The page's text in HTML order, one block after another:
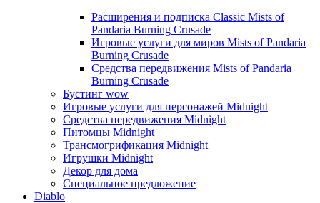
Расширения и подписка Classic Mists of
Pandaria Burning Crusade
Игровые услуги для миров Mists of Pandaria
Burning Crusade
Средства передвижения Mists of Pandaria
Burning Crusade
Бустинг wow
Игровые услуги для персонажей Midnight
Средства передвижения Midnight
Питомцы Midnight
Трансмогрификация Midnight
Игрушки Midnight
Декор для дома
Специальное предложение
Diablo